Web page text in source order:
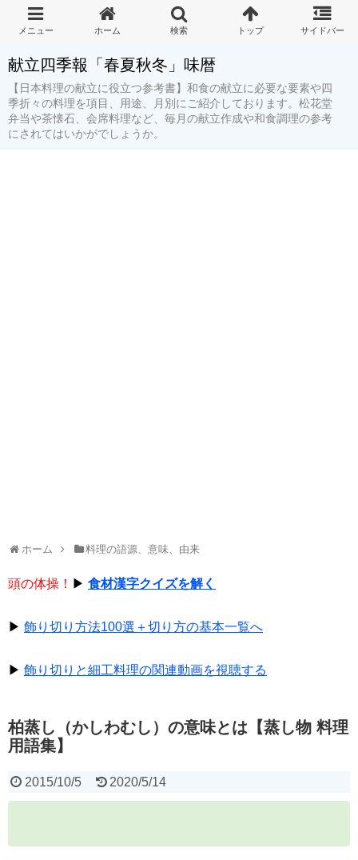
献立四季報「春夏秋冬」味暦
【日本料理の献立に役立つ参考書】和食の献立に必要な要素や四
季折々の料理を項目、用途、月別にご紹介しております。松花堂
弁当や茶懐石、会席料理など、毎月の献立作成や和食調理の参考
にされてはいかがでしょうか。
ホーム 料理の語源、意味、由来
頭の体操！ ▶ 食材漢字クイズを解く
▶ 飾り切り方法100選＋切り方の基本一覧へ
▶ 飾り切りと細工料理の関連動画を視聴する
柏蒸し（かしわむし）の意味とは【蒸し物 料理
用語集】
2015/10/5 2020/5/14